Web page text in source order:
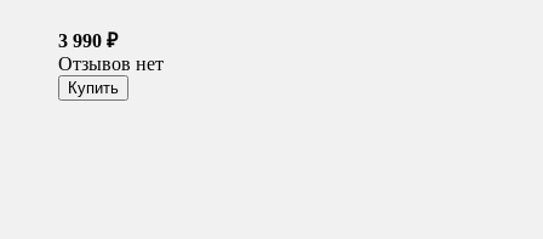
3 990 ₽
Отзывов нет